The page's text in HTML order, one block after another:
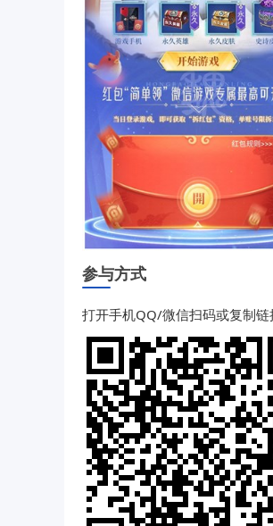
参与方式
打开手机QQ/微信扫码或复制链